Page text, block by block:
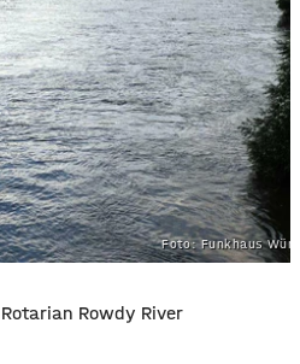
Foto: Funkhaus
Rowdy River